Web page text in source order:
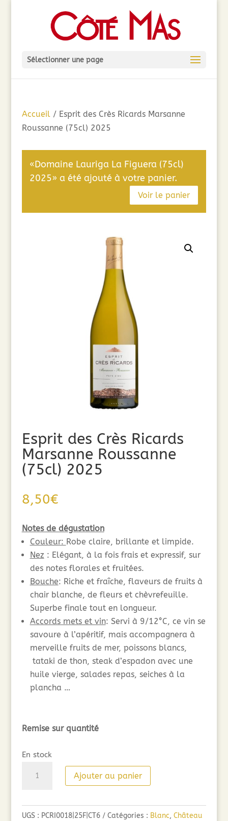
Sélectionner une page
Accueil/ Esprit des Crès Ricards Marsanne
Roussanne (75cl) 2025
«Domaine Lauriga La Figuera (75cl)
2025» a été ajouté à votre panier.
Voir le panier
Esprit des Crès Ricards
Marsanne Roussanne
(75cl) 2025
8,50€
Notes de dégustation
Couleur: Robe claire, brillante et limpide.
Nez : Elégant, à la fois frais et expressif, sur
des notes florales et fruitées.
Bouche: Riche et fraîche, flaveurs de fruits à
chair blanche, de fleurs et chèvrefeuille.
Superbe finale tout en longueur.
Accords mets et vin: Servi à 9/12°C, ce vin se
savoure à l’apéritif, mais accompagnera à
merveille fruits de mer, poissons blancs,
tataki de thon, steak d’espadon avec une
huile vierge, salades repas, seiches à la
plancha …
Remise sur quantité
En stock
Ajouter au panier
UGS : PCRI0018|25F|CT6 Catégories : Blanc, Château